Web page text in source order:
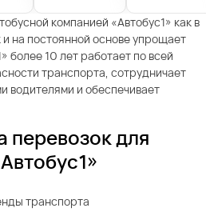
компанией «Автобус1» как в
и на постоянной основе упрощает
более 10 лет работает по всей
транспорта, сотрудничает
водителями и обеспечивает
для
транспорта